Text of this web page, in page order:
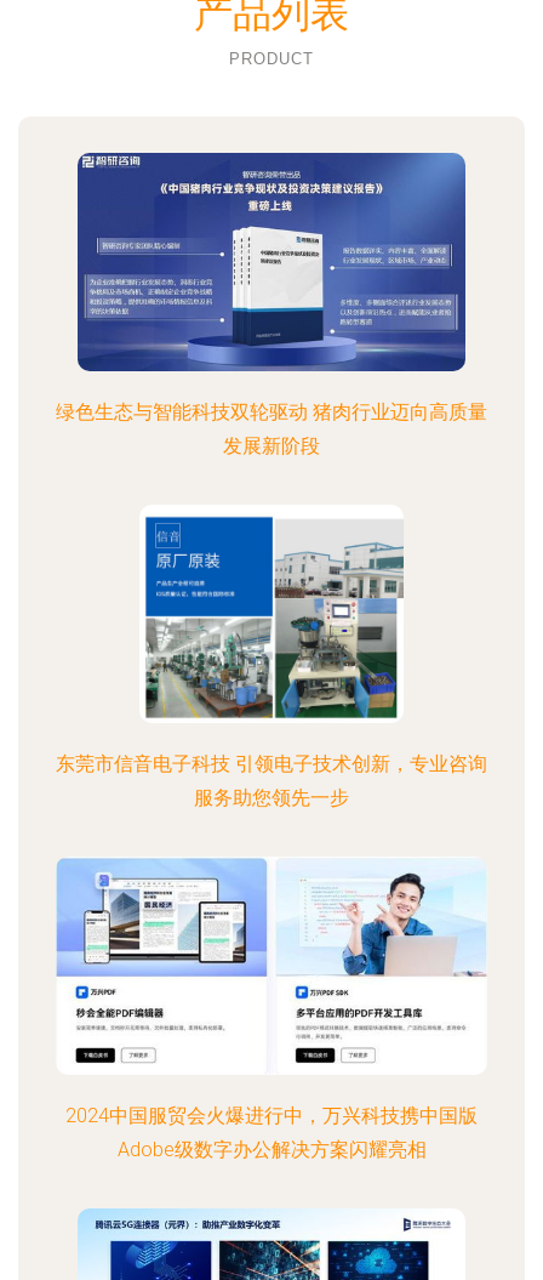
产品列表
PRODUCT
绿色生态与智能科技双轮驱动 猪肉行业迈向高质量
发展新阶段
东莞市信音电子科技 引领电子技术创新，专业咨询
服务助您领先一步
2024中国服贸会火爆进行中，万兴科技携中国版
Adobe级数字办公解决方案闪耀亮相